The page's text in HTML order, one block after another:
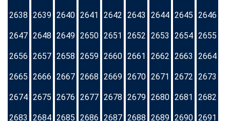
2638 2639 2640 2641 2642 2643 2644 2645 2646
2647 2648 2649 2650 2651 2652 2653 2654 2655
2656 2657 2658 2659 2660 2661 2662 2663 2664
2665 2666 2667 2668 2669 2670 2671 2672 2673
2674 2675 2676 2677 2678 2679 2680 2681 2682
2683 2684 2685 2686 2687 2688 2689 2690 2691